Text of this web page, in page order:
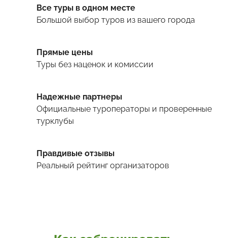
Все туры в одном месте
Большой выбор туров из вашего города
Прямые цены
Туры без наценок и комиссии
Надежные партнеры
Официальные туроператоры и проверенные
турклубы
Правдивые отзывы
Реальный рейтинг организаторов